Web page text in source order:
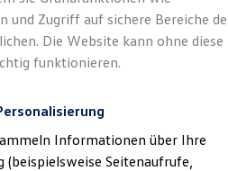
Leasing
Leasing
Leasing
Leasing
Anzahlung
Schlussrate
Garantien
Extra. Der
und Zugriff auf sichere Bereiche
Die Website kann ohne diese
funktionieren.
Informationen über Ihre
(beispielsweise Seitenaufrufe,